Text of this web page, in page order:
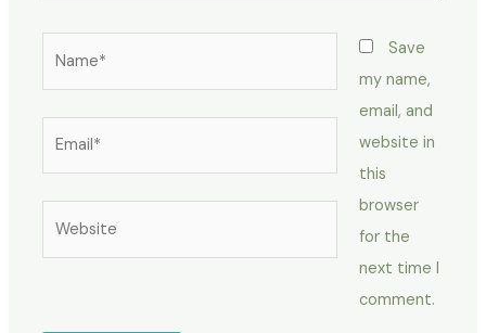
Save
my name,
email, and
website in
this
browser
for the
next time I
comment.